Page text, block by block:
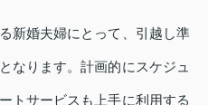
新婚夫婦にとって、引越し準
なります。計画的にスケジュ
トサービスも上手に利用する